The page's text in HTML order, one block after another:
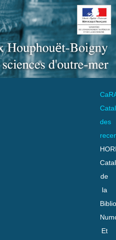
des
de
la
Et